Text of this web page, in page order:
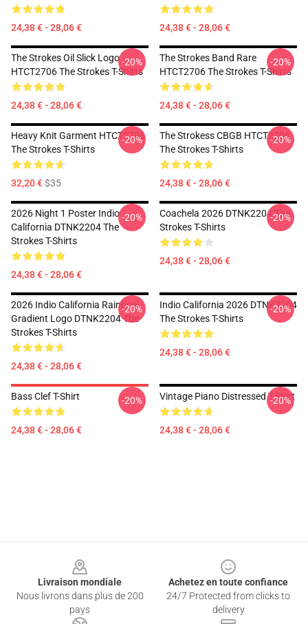
24,38 € - 28,06 € 24,38 € - 28,06 €
The Strokes Oil Slick Logo
HTCT2706 The Strokes T-Shirts
24,38 € - 28,06 €
-20%
The Strokes Band Rare
HTCT2706 The Strokes T-Shirts
24,38 € - 28,06 €
-20%
Heavy Knit Garment HTCT2706
The Strokes T-Shirts
32,20 €$35
-20%
The Strokess CBGB HTCT2706
The Strokes T-Shirts
24,38 € - 28,06 €
-20%
2026 Night 1 Poster Indio
California DTNK2204 The
Strokes T-Shirts
24,38 € - 28,06 €
-20%
Coachela 2026 DTNK2204 The
Strokes T-Shirts
24,38 € - 28,06 €
-20%
2026 Indio California Rainbow
Gradient Logo DTNK2204 The
Strokes T-Shirts
24,38 € - 28,06 €
-20%
Indio California 2026 DTNK2204
The Strokes T-Shirts
24,38 € - 28,06 €
-20%
Bass Clef T-Shirt
24,38 € - 28,06 €
-20% Vintage Piano Distressed T-Shirt
24,38 € - 28,06 €
-20%
Livraison mondiale
Nous livrons dans plus de 200
pays
Achetez en toute confiance
24/7 Protected from clicks to
delivery